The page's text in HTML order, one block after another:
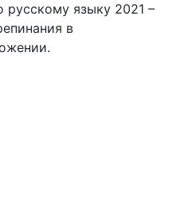
русскому языку 2021 –
в